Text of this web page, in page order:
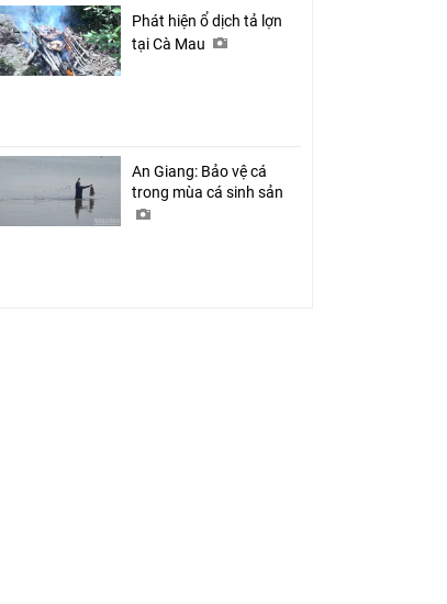
Phát hiện ổ dịch tả lợn
tại Cà Mau
An Giang: Bảo vệ cá
trong mùa cá sinh sản